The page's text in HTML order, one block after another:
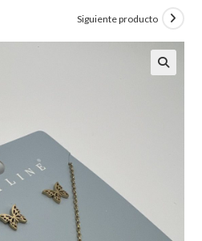
Siguiente producto